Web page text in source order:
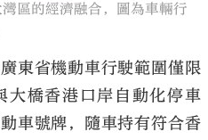
區的經濟融合，圖為車輛行
東省機動車行駛範圍僅限
大橋香港口岸自動化停車
車號牌，隨車持有符合香